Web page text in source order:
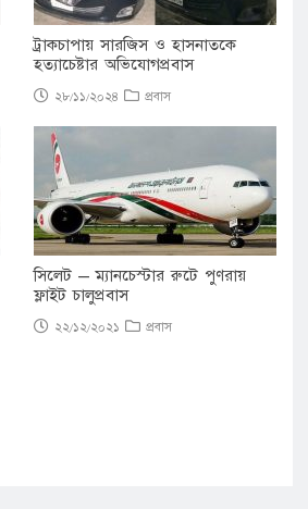
ট্রাকচাপায় সারজিস ও হাসনাতকে
হত্যাচেষ্টার অভিযোগপ্রবাস
২৮/১১/২০২৪ প্রবাস
সিলেট – ম্যানচেস্টার রুটে পুণরায়
ফ্লাইট চালুপ্রবাস
২২/১২/২০২১ প্রবাস